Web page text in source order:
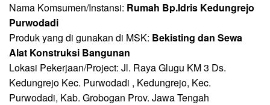
Nama Komsumen/Instansi: Rumah Bp.Idris Kedungrejo
Purwodadi
Produk yang di gunakan di MSK: Bekisting dan Sewa
Alat Konstruksi Bangunan
Lokasi Pekerjaan/Project: Jl. Raya Glugu KM 3 Ds.
Kedungrejo Kec. Purwodadi , Kedungrejo, Kec.
Purwodadi, Kab. Grobogan Prov. Jawa Tengah